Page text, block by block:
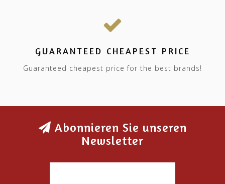
GUARANTEED CHEAPEST PRICE
Guaranteed cheapest price for the best brands!
Abonnieren Sie unseren
Newsletter